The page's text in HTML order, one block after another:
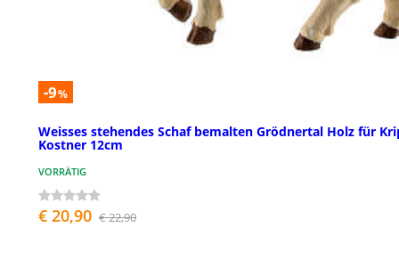
-9%
Weisses stehendes Schaf bemalten Grödnertal Holz für
Kostner 12cm
VORRÄTIG
€ 20,90 € 22,90